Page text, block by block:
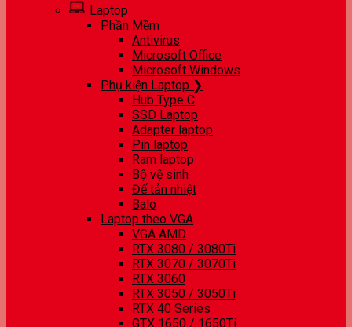
Laptop
Phần Mềm
Antivirus
Microsoft Office
Microsoft Windows
Phụ kiện Laptop ❯
Hub Type C
SSD Laptop
Adapter laptop
Pin laptop
Ram laptop
Bộ vệ sinh
Đế tản nhiệt
Balo
Laptop theo VGA
VGA AMD
RTX 3080 / 3080Ti
RTX 3070 / 3070Ti
RTX 3060
RTX 3050 / 3050Ti
RTX 40 Series
GTX 1650 / 1650Ti